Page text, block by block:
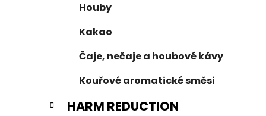
Houby
Kakao
Čaje, nečaje a houbové kávy
Kouřové aromatické směsi
HARM REDUCTION